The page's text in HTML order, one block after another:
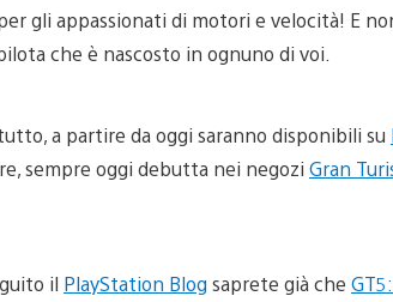
gli appassionati di motori e velocità! E
che è nascosto in ognuno di voi.
a partire da oggi saranno disponibili su
sempre oggi debutta nei negozi Gran
il PlayStation Blog saprete già che